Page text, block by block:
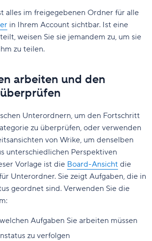
alles im freigegebenen Ordner für alle
in Ihrem Account sichtbar. Ist eine
weisen Sie sie jemandem zu, um sie
zu teilen.
arbeiten und den
Unterordnern, um den Fortschritt
zu überprüfen, oder verwenden
von Wrike, um denselben
unterschiedlichen Perspektiven
Vorlage ist die Board-Ansicht die
Unterordner. Sie zeigt Aufgaben, die in
geordnet sind. Verwenden Sie die
Aufgaben Sie arbeiten müssen
zu verfolgen